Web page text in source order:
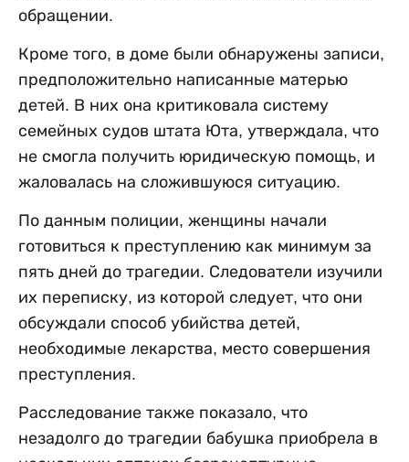
обращении.
Кроме того, в доме были обнаружены записи,
предположительно написанные матерью
детей. В них она критиковала систему
семейных судов штата Юта, утверждала, что
не смогла получить юридическую помощь, и
жаловалась на сложившуюся ситуацию.
По данным полиции, женщины начали
готовиться к преступлению как минимум за
пять дней до трагедии. Следователи изучили
их переписку, из которой следует, что они
обсуждали способ убийства детей,
необходимые лекарства, место совершения
преступления.
Расследование также показало, что
незадолго до трагедии бабушка приобрела в